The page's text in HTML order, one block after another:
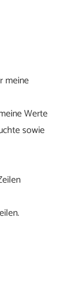
meine
Werte
sowie